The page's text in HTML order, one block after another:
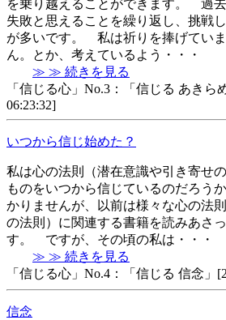
を乗り越えることができます。 過去
失敗と思えることを繰り返し、挑戦
が多いです。 私は祈りを捧げてい
ん。とか、考えているよう・・・
≫ ≫ 続きを見る
「信じる心」No.3：「信じる あきら
06:23:32]
いつから信じ始めた？
私は心の法則（潜在意識や引き寄せ
ものをいつから信じているのだろう
かりませんが、以前は様々な心の法
の法則）に関連する書籍を読みあさ
す。 ですが、その頃の私は・・・
≫ ≫ 続きを見る
「信じる心」No.4：「信じる 信念」
信念